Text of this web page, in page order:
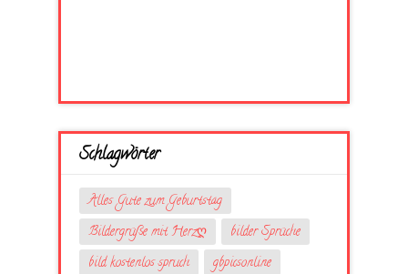
Schlagwörter
Alles Gute zum Geburtstag
Bildergrüße mit Herzღ
bilder Sprüche
bild kostenlos spruch
gbpicsonline